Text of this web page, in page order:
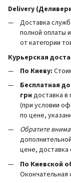
Delivery
Доставка
полной оплаты
от категории
Курьерская
По Киеву:
Бесплатная
грн доставка в
(при условии
по цене,
Обратите
цене, доставка
По Киевской
Окончательная